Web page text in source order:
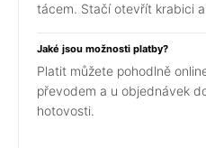
tácem. Stačí otevřít krabici
Jaké jsou možnosti platby?
Platit můžete pohodlně
převodem a u objednávek
hotovosti.